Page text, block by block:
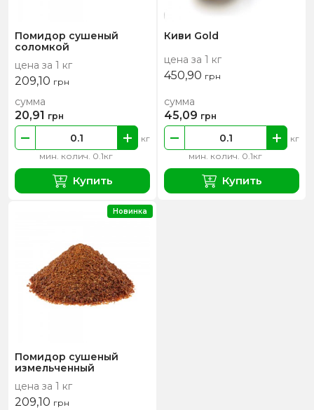
Помидор сушеный
соломкой
цена за 1 кг
209,10 грн
мин. колич. 0.1кг
кг
сумма
20,91 грн
Купить
Киви Gold
цена за 1 кг
450,90 грн
мин. колич. 0.1кг
кг
сумма
45,09 грн
Купить
Помидор сушеный
измельченный
цена за 1 кг
209,10 грн
Новинка